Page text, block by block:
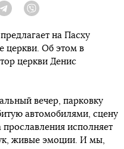
Telegram
предлагает на Пасху
церкви. Об этом в
церкви Денис
вечер, парковку
автомобилями, сцену
прославления исполняет
живые эмоции. И мы,